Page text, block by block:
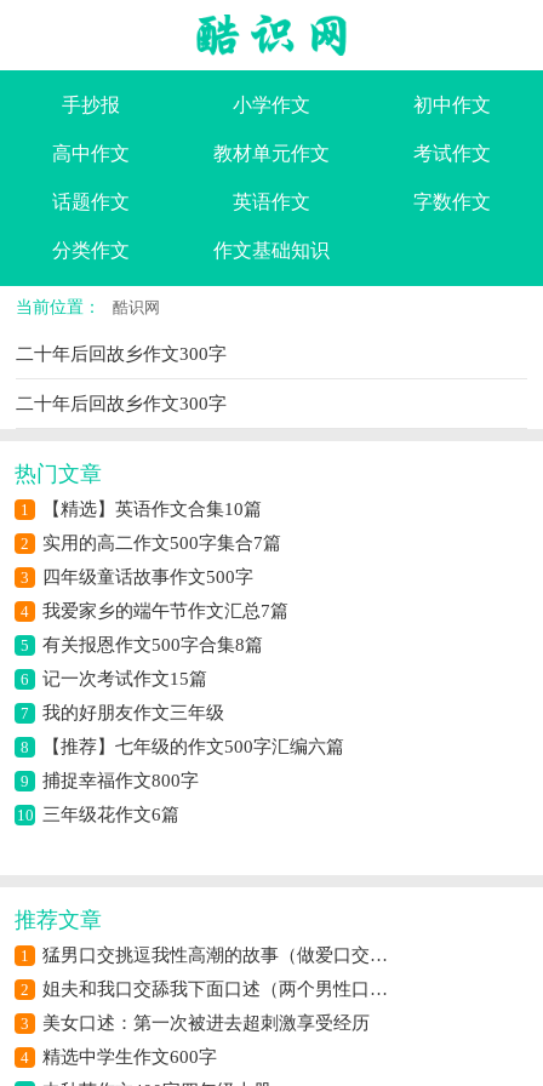
手抄报 小学作文 初中作文
高中作文 教材单元作文 考试作文
话题作文 英语作文 字数作文
分类作文 作文基础知识
当前位置： 酷识网
二十年后回故乡作文300字
二十年后回故乡作文300字
热门文章
1 【精选】英语作文合集10篇
2 实用的高二作文500字集合7篇
3 四年级童话故事作文500字
4 我爱家乡的端午节作文汇总7篇
5 有关报恩作文500字合集8篇
6 记一次考试作文15篇
7 我的好朋友作文三年级
8 【推荐】七年级的作文500字汇编六篇
9 捕捉幸福作文800字
10 三年级花作文6篇
推荐文章
1 猛男口交挑逗我性高潮的故事（做爱口交自摸高潮过程）
2 姐夫和我口交舔我下面口述（两个男性口交）
3 美女口述：第一次被进去超刺激享受经历
4 精选中学生作文600字